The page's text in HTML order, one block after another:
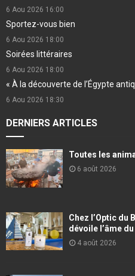
6 Aou 2026 16:00
Sportez-vous bien
6 Aou 2026 18:00
Soirées littéraires
6 Aou 2026 18:00
« À la découverte de l’Égypte
6 Aou 2026 18:30
DERNIERS ARTICLES
Toutes les
6 août 2026
Chez l’Optic du
dévoile l’âme
4 août 2026